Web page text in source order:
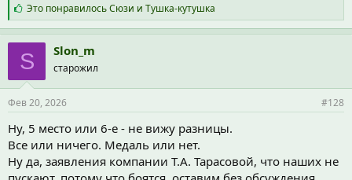
С
и
м
п
а
т
и
:
Это понравилосьСюзи и Тушка-кутушка
S Slon_m
старожил
Фев 20, 2026 #128
Ну, 5 место или 6-е - не вижу разницы.
Все или ничего. Медаль или нет.
Ну да, заявления компании Т.А. Тарасовой, что наших не